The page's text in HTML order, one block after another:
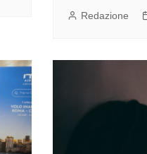
Redazione